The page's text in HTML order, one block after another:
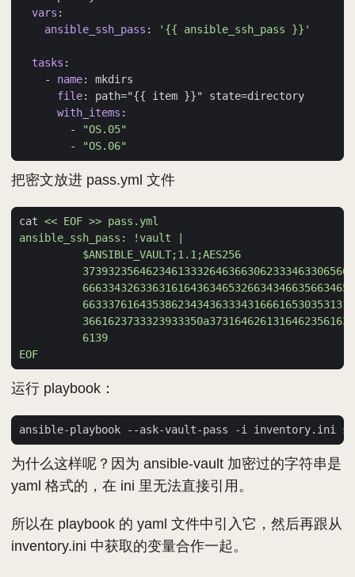
vars :
ansible_ssh_pass : '{{ ansible_ssh_pass }}'
tasks :
- name:
mkdirs
file:
path="{{ item }}" state=directory
with_items :
-
"OS.05"
-
"OS.06"
把密文放进 pass.yml 文件
cat
EOF
运行 playbook：
为什么这样呢？因为 ansible-vault 加密过的字符串是
yaml 格式的，在 ini 里无法直接引用。
所以在 playbook 的 yaml 文件中引入它，然后再跟从
inventory.ini 中获取的变量合作一起。